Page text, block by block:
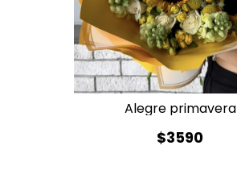
Alegre primavera
$3590